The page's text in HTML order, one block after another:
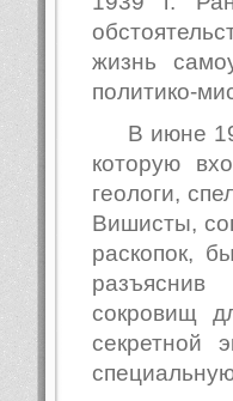
жизнь
политико-
В июне
которую
геологи,
Вишисты,
раскопок,
разъяснив
сокровищ
секретной